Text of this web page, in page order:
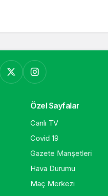
Özel Sayfalar
Canlı TV
Covid 19
Gazete Manşetleri
Hava Durumu
Maç Merkezi